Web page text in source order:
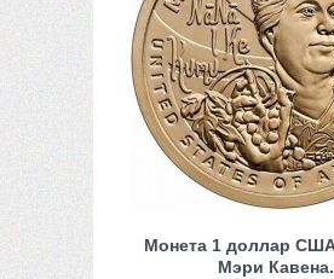
Монета 1 доллар
Мэри